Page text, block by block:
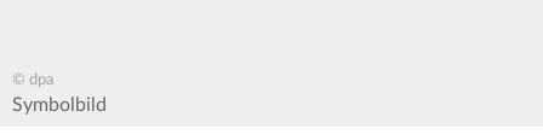
© dpa
Symbolbild